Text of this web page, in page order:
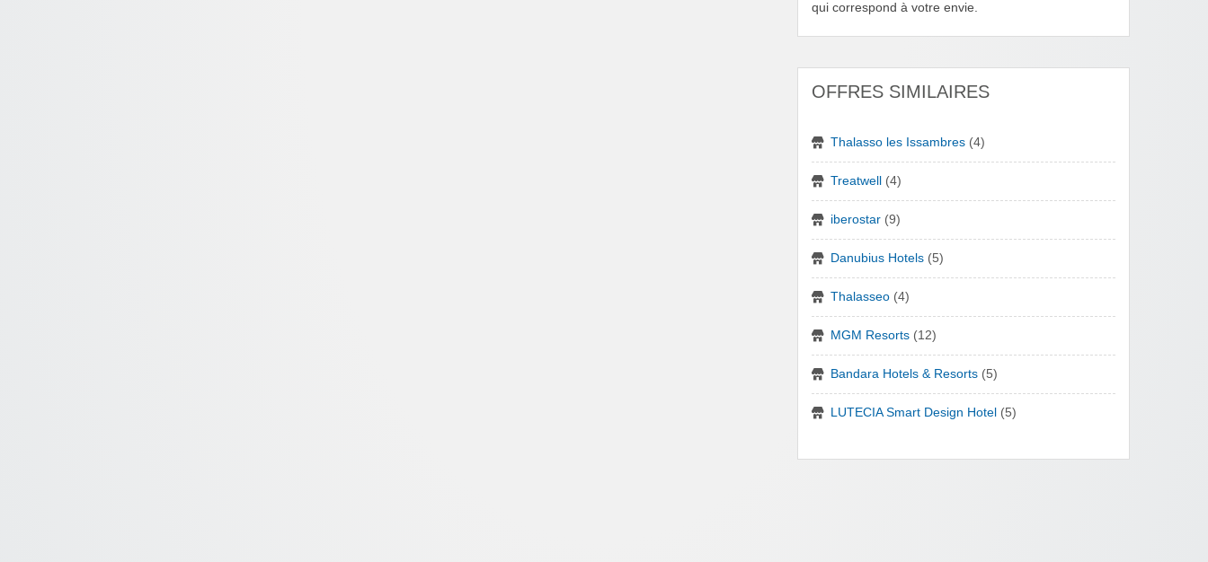
qui correspond à votre envie.
OFFRES SIMILAIRES
Thalasso les Issambres (4)
Treatwell (4)
iberostar (9)
Danubius Hotels (5)
Thalasseo (4)
MGM Resorts (12)
Bandara Hotels & Resorts (5)
LUTECIA Smart Design Hotel (5)